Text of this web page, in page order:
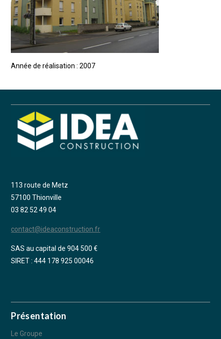
Année de réalisation : 2007
113 route de Metz
57100 Thionville
03 82 52 49 04
contact@ideaconstruction.fr
SAS au capital de 904 500 €
SIRET : 444 178 925 00046
Présentation
Le Groupe